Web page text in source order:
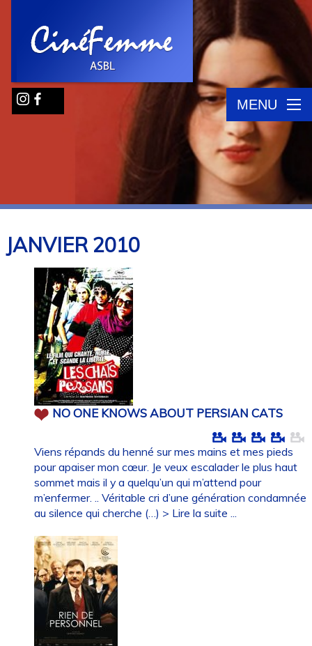
MENU
JANVIER2010
NO ONE KNOWS ABOUT PERSIAN CATS
Viens répands du henné sur mes mains et mes pieds
pour apaiser mon cœur. Je veux escalader le plus haut
sommet mais il y a quelqu’un qui m’attend pour
m’enfermer. .. Véritable cri d’une génération condamnée
au silence qui cherche (…) > Lire la suite ...